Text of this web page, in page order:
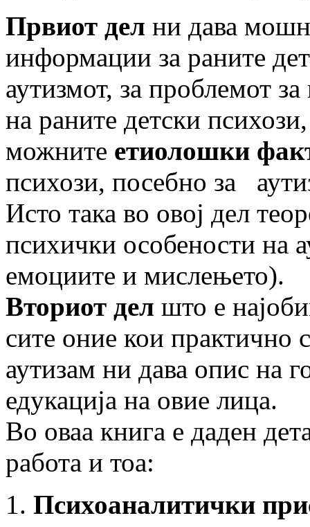
Првиот дел ни дава
информации за раните
аутизмот, за проблемот
на раните детски
можните етиолошки
психози, посебно за
Исто така во овој дел
психички особености на
емоциите и мислењето).
Вториот дел што е
сите оние кои практично
аутизам ни дава опис на
едукација на овие лица.
Во оваа книга е даден
работа и тоа:
Психоаналитички